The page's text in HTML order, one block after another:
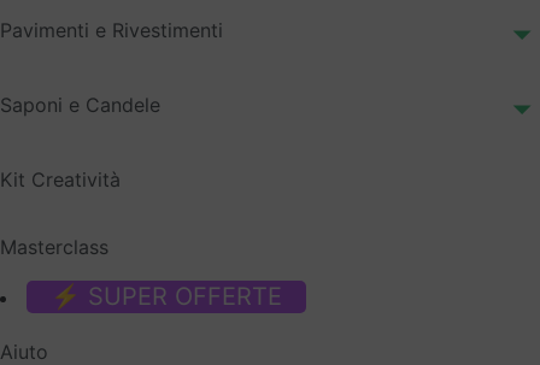
Pavimenti e Rivestimenti
Saponi e Candele
Kit Creatività
Masterclass
⚡ SUPER OFFERTE
Aiuto